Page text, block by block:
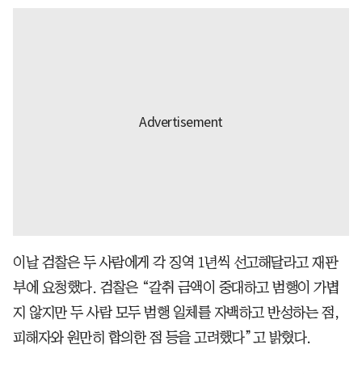
이날 검찰은 두 사람에게 각 징역 1년씩 선고해달라고 재판
부에 요청했다. 검찰은 “갈취 금액이 중대하고 범행이 가볍
지 않지만 두 사람 모두 범행 일체를 자백하고 반성하는 점,
피해자와 원만히 합의한 점 등을 고려했다”고 밝혔다.